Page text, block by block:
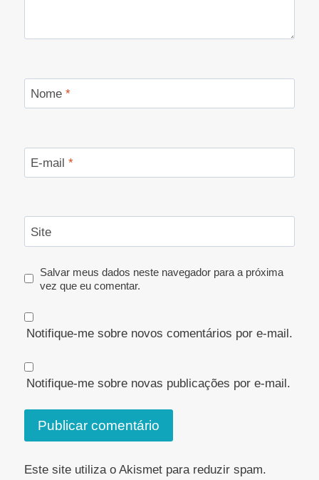
Nome *
E-mail *
Site
Salvar meus dados neste navegador para a próxima
vez que eu comentar.
Notifique-me sobre novos comentários por e-mail.
Notifique-me sobre novas publicações por e-mail.
Este site utiliza o Akismet para reduzir spam.